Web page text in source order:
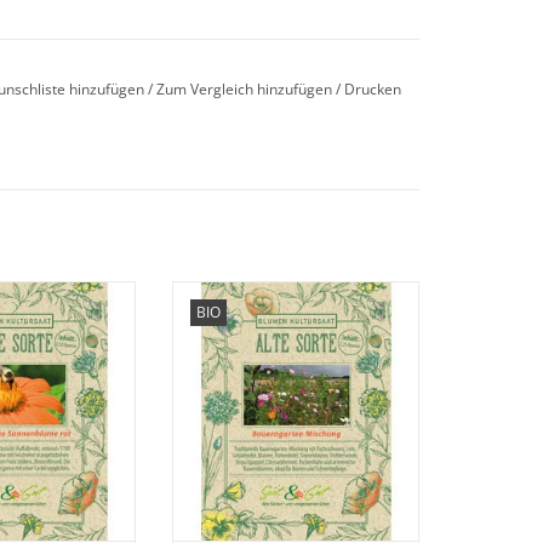
blüht reichlich, dabei auch noch hoch und
Tagen.
hinzufügen/Zum Vergleich hinzufügen/ Drucken
unsere seltene,
die fast in
geraten ist!
HINZUFÜGEN
BIO
Erleben Sie unsere
Bauerngarten Mischung
mit seltenen, historischen
Blumen wieder, die fast in
Vergessenheit geraten sind!
ZUM WARENKORB HINZUFÜGEN